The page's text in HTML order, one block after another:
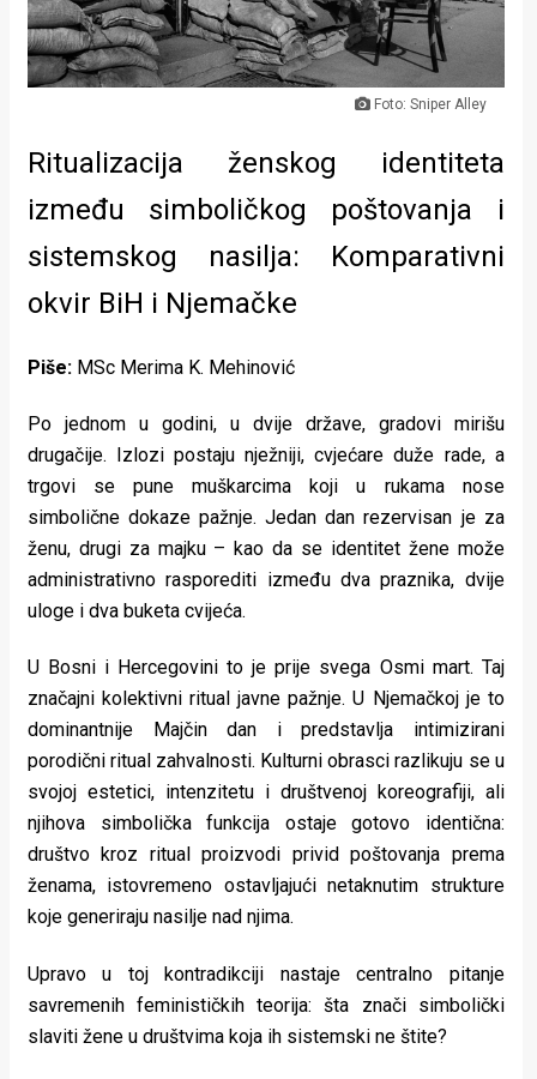
Fashion
Zdravlje
Ideje
koje
rade
Urban
Places
Aktivizam
Aktuelnosti
Promo
About
Urban
Magazin
Foto: Sniper Alley
Ritualizacija ženskog identiteta
između simboličkog poštovanja i
sistemskog nasilja: Komparativni
okvir BiH i Njemačke
Piše: MSc Merima K. Mehinović
Po jednom u godini, u dvije države, gradovi mirišu
drugačije. Izlozi postaju nježniji, cvjećare duže rade, a
trgovi se pune muškarcima koji u rukama nose
simbolične dokaze pažnje. Jedan dan rezervisan je za
ženu, drugi za majku – kao da se identitet žene može
administrativno rasporediti između dva praznika, dvije
uloge i dva buketa cvijeća.
U Bosni i Hercegovini to je prije svega Osmi mart. Taj
značajni kolektivni ritual javne pažnje. U Njemačkoj je to
dominantnije Majčin dan i predstavlja intimizirani
porodični ritual zahvalnosti. Kulturni obrasci razlikuju se u
svojoj estetici, intenzitetu i društvenoj koreografiji, ali
njihova simbolička funkcija ostaje gotovo identična:
društvo kroz ritual proizvodi privid poštovanja prema
ženama, istovremeno ostavljajući netaknutim strukture
koje generiraju nasilje nad njima.
Upravo u toj kontradikciji nastaje centralno pitanje
savremenih feminističkih teorija: šta znači simbolički
slaviti žene u društvima koja ih sistemski ne štite?